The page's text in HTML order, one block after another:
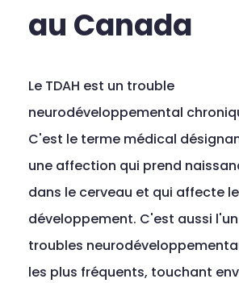
au Canada
Le TDAH est un trouble
neurodéveloppemental
C'est le terme médical
une affection qui prend
dans le cerveau et qui affecte le
développement. C'est aussi
troubles
les plus fréquents, touchant